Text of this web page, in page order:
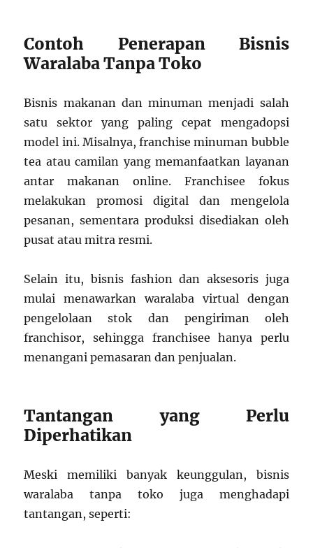
Contoh Penerapan Bisnis
Waralaba Tanpa Toko
Bisnis makanan dan minuman menjadi salah
satu sektor yang paling cepat mengadopsi
model ini. Misalnya, franchise minuman bubble
tea atau camilan yang memanfaatkan layanan
antar makanan online. Franchisee fokus
melakukan promosi digital dan mengelola
pesanan, sementara produksi disediakan oleh
pusat atau mitra resmi.
Selain itu, bisnis fashion dan aksesoris juga
mulai menawarkan waralaba virtual dengan
pengelolaan stok dan pengiriman oleh
franchisor, sehingga franchisee hanya perlu
menangani pemasaran dan penjualan.
Tantangan yang Perlu
Diperhatikan
Meski memiliki banyak keunggulan, bisnis
waralaba tanpa toko juga menghadapi
tantangan, seperti: